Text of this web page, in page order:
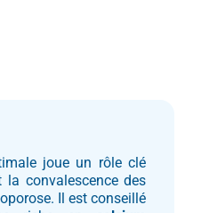
joue un rôle clé
convalescence des
Il est conseillé